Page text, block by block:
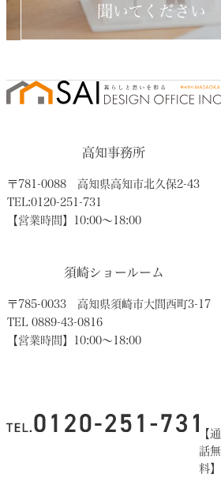
聞いてください
高知事務所
〒781-0088 高知県高知市北久保2-43
TEL:0120-251-731
【営業時間】10:00〜18:00
須崎ショールーム
〒785-0033 高知県須崎市大間西町3-17
TEL 0889-43-0816
【営業時間】10:00〜18:00
【通
話無
料】